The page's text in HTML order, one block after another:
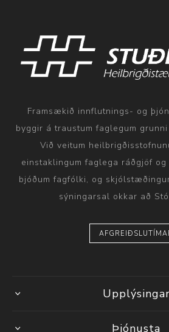
Framsækið innflutnings- og
byggir á traustum faglegum
Við veitum
einstaklingum faglega ráðgjöf
bjóðum fagfólki, og
sýningarsal okkar að
Upplýsingar
Þjónusta